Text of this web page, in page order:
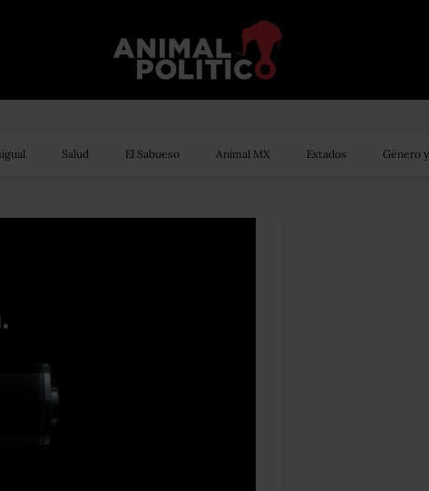
Salud El Sabueso Animal MX Estados Género